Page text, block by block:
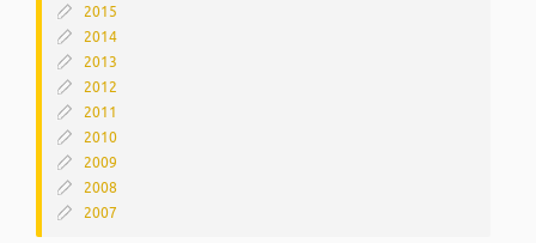
2015
2014
2013
2012
2011
2010
2009
2008
2007